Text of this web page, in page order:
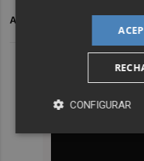
ARCHIVADO EN
CONFIGURAR